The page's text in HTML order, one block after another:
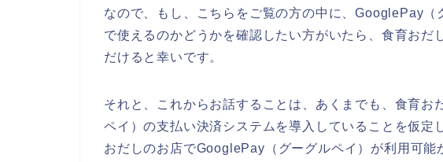
なので、もし、こちらをご覧の方の中に、GooglePay（
で使えるのかどうかを確認したい方がいたら、食育おだ
だけると幸いです。
それと、これからお話することは、あくまでも、食育
ペイ）の支払い決済システムを導入していることを仮定
おだしのお店でGooglePay（グーグルペイ）が利用可能